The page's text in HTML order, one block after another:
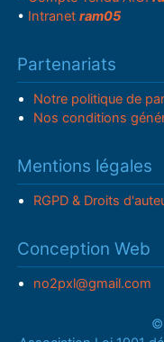
• Intranetram05
Partenariats
Notre politique de
Nos conditions
Mentions légales
RGPD & Droits
Conception Web
no2pxl@gmail.com
©